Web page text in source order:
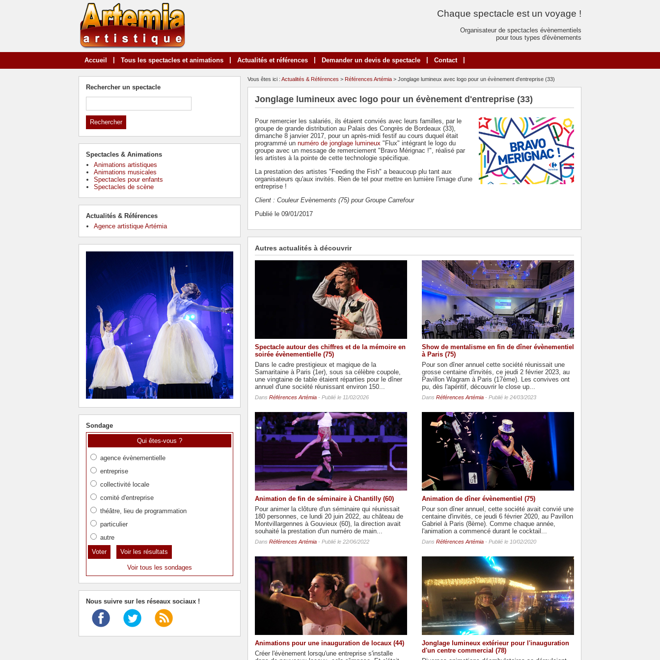
Chaque spectacle est un voyage !
Organisateur de spectacles évènementiels
pour tous types d'évènements
Accueil Tous les spectacles et animations Actualités et références Demander un devis de spectacle Contact
Vous êtes ici : Actualités & Références > Références Artémia > Jonglage lumineux avec logo pour un évènement d'entreprise (33)
Jonglage lumineux avec logo pour un évènement d'entreprise (33)
Pour remercier les salariés, ils étaient conviés avec leurs familles, par le
groupe de grande distribution au Palais des Congrès de Bordeaux (33),
dimanche 8 janvier 2017, pour un après-midi festif au cours duquel était
programmé un numéro de jonglage lumineux "Flux" intégrant le logo du
groupe avec un message de remerciement "Bravo Mérignac !", réalisé par
les artistes à la pointe de cette technologie spécifique.
La prestation des artistes "Feeding the Fish" a beaucoup plu tant aux
organisateurs qu'aux invités. Rien de tel pour mettre en lumière l'image d'une
entreprise !
Client : Couleur Evènements (75) pour Groupe Carrefour
Publié le 09/01/2017
Autres actualités à découvrir
Spectacle autour des chiffres et de la mémoire en
soirée évènementielle (75)
Dans le cadre prestigieux et magique de la
Samaritaine à Paris (1er), sous sa célèbre coupole,
une vingtaine de table étaient réparties pour le dîner
annuel d'une société réunissant environ 150...
Dans Références Artémia - Publié le 11/02/2026
Show de mentalisme en fin de dîner évènementiel
à Paris (75)
Pour son dîner annuel cette société réunissait une
grosse centaine d'invités, ce jeudi 2 février 2023, au
Pavillon Wagram à Paris (17ème). Les convives ont
pu, dès l'apéritif, découvrir le close up...
Dans Références Artémia - Publié le 24/03/2023
Animation de fin de séminaire à Chantilly (60)
Pour animer la clôture d'un séminaire qui réunissait
180 personnes, ce lundi 20 juin 2022, au château de
Montvillargennes à Gouvieux (60), la direction avait
souhaité la prestation d'un numéro de main...
Dans Références Artémia - Publié le 22/06/2022
Animation de dîner évènementiel (75)
Pour son dîner annuel, cette société avait convié une
centaine d'invités, ce jeudi 6 février 2020, au Pavillon
Gabriel à Paris (8ème). Comme chaque année,
l'animation a commencé durant le cocktail...
Dans Références Artémia - Publié le 10/02/2020
Animations pour une inauguration de locaux (44)
Créer l'évènement lorsqu'une entreprise s'installe
Jonglage lumineux extérieur pour l'inauguration
d'un centre commercial (78)
Rechercher un spectacle
Spectacles & Animations
Animations artistiques
Animations musicales
Spectacles pour enfants
Spectacles de scène
Actualités & Références
Agence artistique Artémia
Sondage
Qui êtes-vous ?
agence évènementielle
entreprise
collectivité locale
comité d'entreprise
théâtre, lieu de programmation
particulier
autre
Voir les résultats
Voir tous les sondages
Nous suivre sur les réseaux sociaux !